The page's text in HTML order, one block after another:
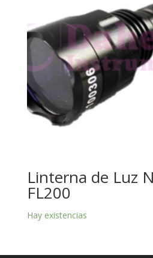
Linterna de Luz
FL200
Hay existencias